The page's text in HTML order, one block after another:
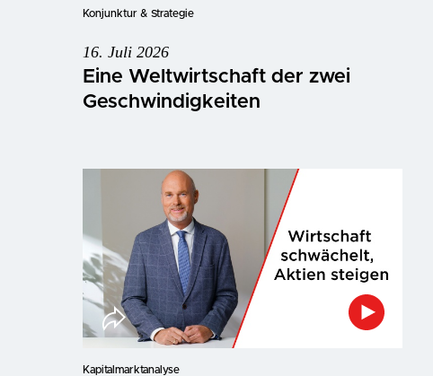
Konjunktur & Strategie
16. Juli 2026
Eine Weltwirtschaft der zwei
Geschwindigkeiten
Kapitalmarktanalyse